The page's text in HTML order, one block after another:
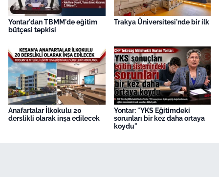
Yontar'dan TBMM'de eğitim
bütçesi tepkisi
Trakya Üniversitesi'nde bir ilk
Anafartalar İlkokulu 20
derslikli olarak inşa edilecek
Yontar: "YKS Eğitimdeki
sorunları bir kez daha ortaya
koydu"